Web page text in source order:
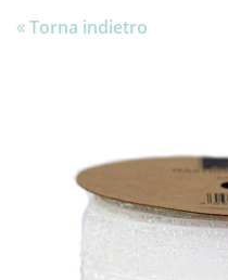
Torna indietro